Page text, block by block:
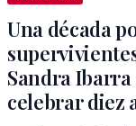
Una década
Sandra
celebrar diez